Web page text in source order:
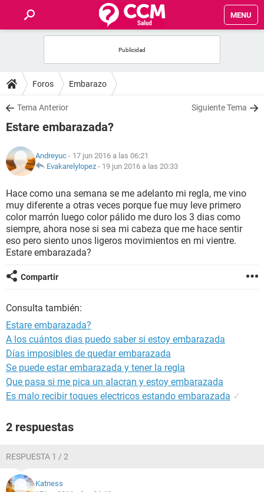
MENU
FOROS
SALUD
NUTRICIÓN
BIENESTAR
SEXUALIDAD
GLOSARIO
Foros Embarazo
Tema Anterior Siguiente Tema
Estare embarazada?
Andreyuc - 17 jun 2016 a las 06:21
Evakarelylopez - 19 jun 2016 a las 20:33
Hace como una semana se me adelanto mi regla, me vino
muy diferente a otras veces porque fue muy leve primero
color marrón luego color pálido me duro los 3 dias como
siempre, ahora nose si sea mi cabeza que me hace sentir
eso pero siento unos ligeros movimientos en mi vientre.
Estare embarazada?
Compartir
Consulta también:
Estare embarazada?
A los cuántos dias puedo saber si estoy embarazada
Días imposibles de quedar embarazada
Se puede estar embarazada y tener la regla
Que pasa si me pica un alacran y estoy embarazada
Es malo recibir toques electricos estando embarazada ✓
2 respuestas
RESPUESTA 1 / 2
Katness